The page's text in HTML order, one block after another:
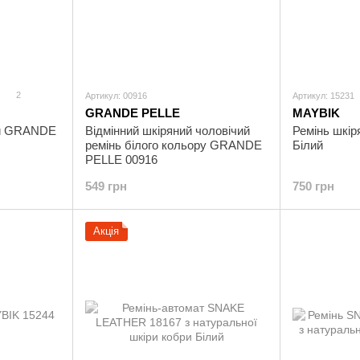
2
GRANDE
Артикул: 00916
GRANDE PELLE
Відмінний шкіряний чоловічий
ремінь білого кольору GRANDE
PELLE 00916
549 грн
Артикул: 15231
MAYBIK
Ремінь
Білий
750 грн
Акція